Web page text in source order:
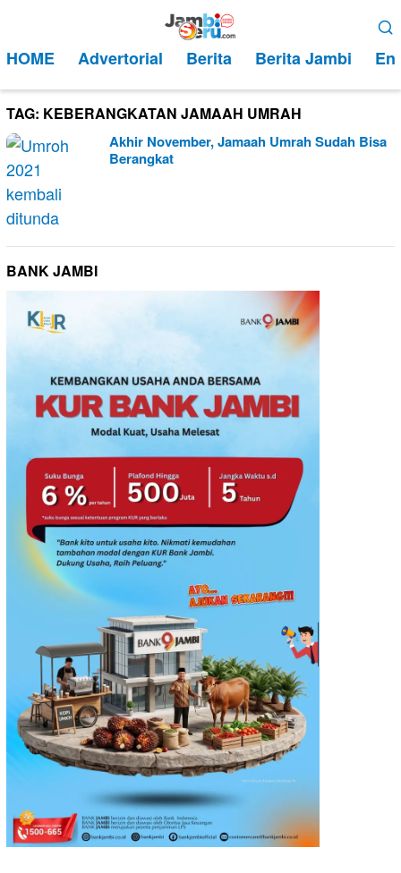
kontenMobile
HOME Advertorial Berita Berita Jambi
TAG: KEBERANGKATAN JAMAAH UMRAH
Akhir November, Jamaah Umrah Sudah Bisa
Berangkat
BANK JAMBI